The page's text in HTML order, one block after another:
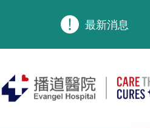
最新消息